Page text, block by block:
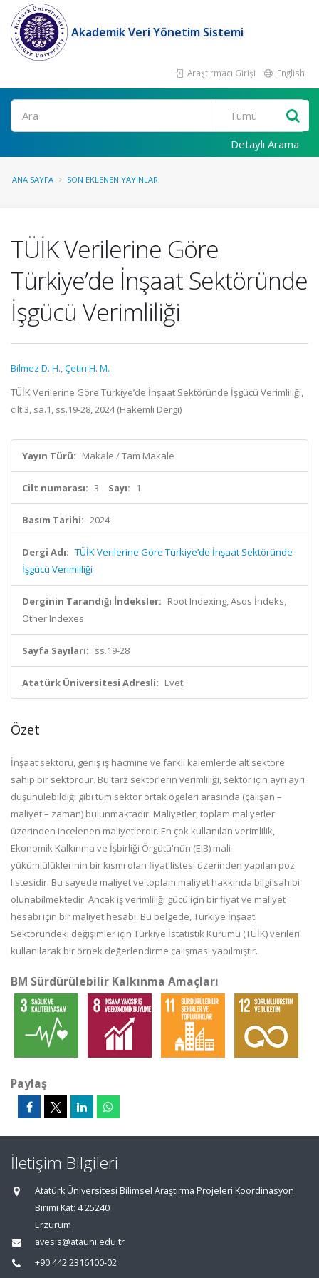
Akademik Veri Yönetim Sistemi
Araştırmacı Girişi English
Ara
Detaylı Arama
ANA SAYFA SON EKLENEN YAYINLAR
TÜİK Verilerine Göre
Türkiye’de İnşaat Sektöründe
İşgücü Verimliliği
Bilmez D. H.,Çetin H. M.
TÜİK Verilerine Göre Türkiye’de İnşaat Sektöründe İşgücü Verimliliği,
cilt.3, sa.1, ss.19-28, 2024 (Hakemli Dergi)
Yayın Türü: Makale / Tam Makale
Cilt numarası: 3 Sayı: 1
Basım Tarihi: 2024
Dergi Adı: TÜİK Verilerine Göre Türkiye’de İnşaat Sektöründe
İşgücü Verimliliği
Derginin Tarandığı İndeksler: Root Indexing, Asos İndeks,
Other Indexes
Sayfa Sayıları: ss.19-28
Atatürk Üniversitesi Adresli: Evet
Özet
İnşaat sektörü, geniş iş hacmine ve farklı kalemlerde alt sektöre
sahip bir sektördür. Bu tarz sektörlerin verimliliği, sektör için ayrı ayrı
düşünülebildiği gibi tüm sektör ortak ögeleri arasında (çalışan –
maliyet – zaman) bulunmaktadır. Maliyetler, toplam maliyetler
üzerinden incelenen maliyetlerdir. En çok kullanılan verimlilik,
Ekonomik Kalkınma ve İşbirliği Örgütü'nün (EIB) mali
yükümlülüklerinin bir kısmı olan fiyat listesi üzerinden yapılan poz
listesidir. Bu sayede maliyet ve toplam maliyet hakkında bilgi sahibi
olunabilmektedir. Ancak iş verimliliği gücü için bir fiyat ve maliyet
hesabı için bir maliyet hesabı. Bu belgede, Türkiye İnşaat
Sektöründeki değişimler için Türkiye İstatistik Kurumu (TÜİK) verileri
kullanılarak bir örnek değerlendirme çalışması yapılmıştır.
BM Sürdürülebilir Kalkınma Amaçları
Paylaş
İletişim Bilgileri
Atatürk Üniversitesi Bilimsel Araştırma Projeleri Koordinasyon
Birimi Kat: 4 25240
Erzurum
avesis@atauni.edu.tr
+90 442 2316100-02